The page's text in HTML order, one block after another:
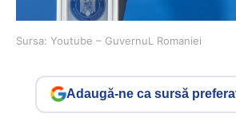
Sursa: Youtube – GuvernuL Romaniei
Adaugă-ne ca sursă